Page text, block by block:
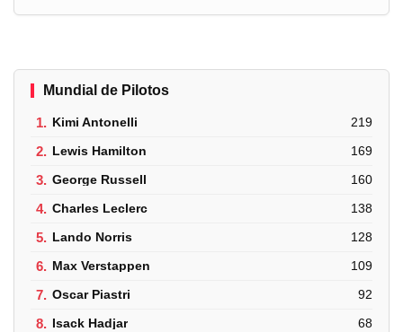
Mundial de Pilotos
1. Kimi Antonelli 219
2. Lewis Hamilton 169
3. George Russell 160
4. Charles Leclerc 138
5. Lando Norris 128
6. Max Verstappen 109
7. Oscar Piastri 92
8. Isack Hadjar 68